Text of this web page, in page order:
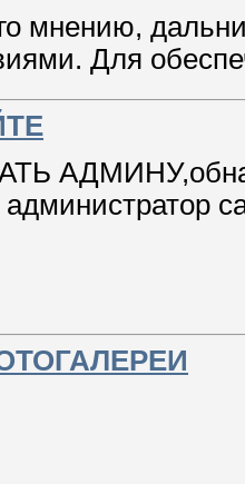
мнению,
Для